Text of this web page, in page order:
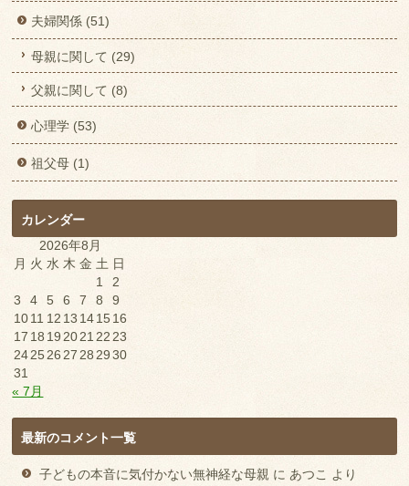
夫婦関係 (51)
母親に関して (29)
父親に関して (8)
心理学 (53)
祖父母 (1)
カレンダー
2026年8月
月 火 水 木 金 土 日
1
2
3
4 5 6 7 8
9
1011 12 13 141516
17 18 192021 22 23
242526 27 28 29 30
31
« 7月
最新のコメント一覧
子どもの本音に気付かない無神経な母親 にあつこ より